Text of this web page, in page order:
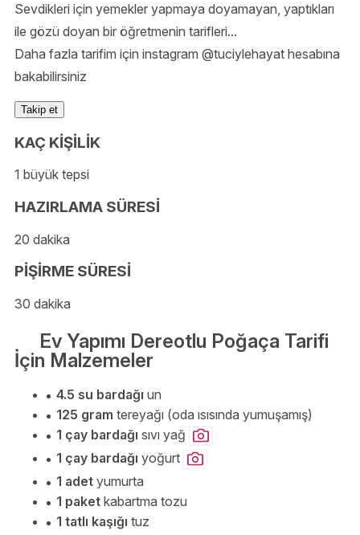
Sevdikleri için yemekler yapmaya doyamayan, yaptıkları
ile gözü doyan bir öğretmenin tarifleri...
Daha fazla tarifim için instagram @tuciylehayat hesabına
bakabilirsiniz
Takip et
KAÇ KİŞİLİK
1 büyük tepsi
HAZIRLAMA SÜRESİ
20 dakika
PİŞİRME SÜRESİ
30 dakika
Ev Yapımı Dereotlu Poğaça Tarifi
İçin Malzemeler
4.5 su bardağı un
125 gram tereyağı (oda ısısında yumuşamış)
1 çay bardağı sıvı yağ
1 çay bardağı yoğurt
1 adet yumurta
1 paket kabartma tozu
1 tatlı kaşığı tuz